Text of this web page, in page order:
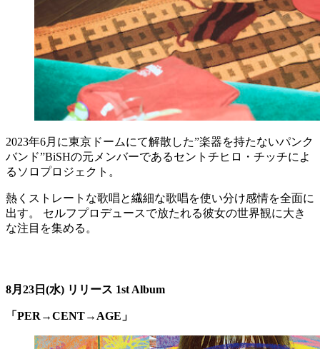
2023年6月に東京ドームにて解散した”楽器を持たないパンク
バンド”BiSHの元メンバーであるセントチヒロ・チッチによ
るソロプロジェクト。
熱くストレートな歌唱と繊細な歌唱を使い分け感情を全面に
出す。 セルフプロデュースで放たれる彼女の世界観に大き
な注目を集める。
8月23日(水) リリース 1st Album
「PER→CENT→AGE」